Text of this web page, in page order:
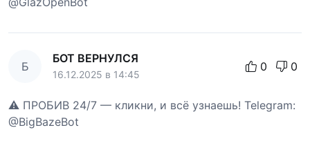
Б
БОТ ВЕРНУЛСЯ
16.12.2025 в 14:45
0 0
⚠️ ПРОБИВ 24/7 — кликни, и всё узнаешь! Telegram:
@BigBazeBot